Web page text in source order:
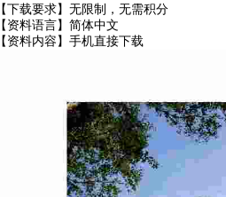
【下载要求】无限制，无需积分
【资料语言】简体中文
【资料内容】 手机直接下载